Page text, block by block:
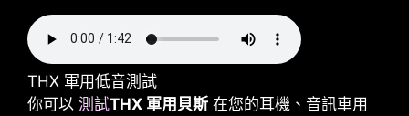
THX 軍用低音測試
你可以 測試THX 軍用貝斯 在您的耳機、音訊車用